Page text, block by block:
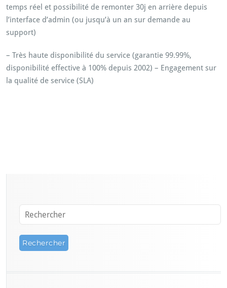
temps réel et possibilité de remonter 30j en arrière depuis
l’interface d’admin (ou jusqu’à un an sur demande au
support)
– Très haute disponibilité du service (garantie 99.99%,
disponibilité effective à 100% depuis 2002) – Engagement sur
la qualité de service (SLA)